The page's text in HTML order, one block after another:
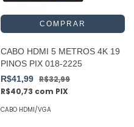
CABO HDMI 5 METROS 4K 19
PINOS PIX 018-2225
R$41,99 R$32,99
R$40,73 com PIX
CABO HDMI/VGA